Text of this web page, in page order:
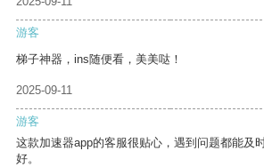
游客
梯子神器，ins随便看，美美哒！
2025-09-11
游客
这款加速器app的客服很贴心，遇到问题都能及
好。